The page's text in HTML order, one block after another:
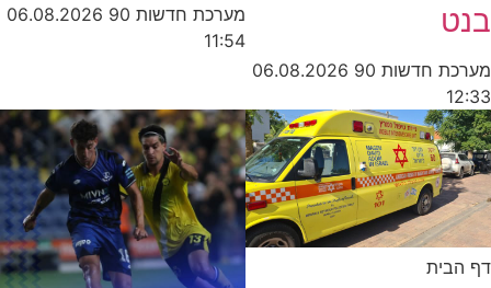
בנט
מערכת חדשות 90
06.08.2026
12:33
מערכת חדשות 90
06.08.2026
11:54
דף הבית